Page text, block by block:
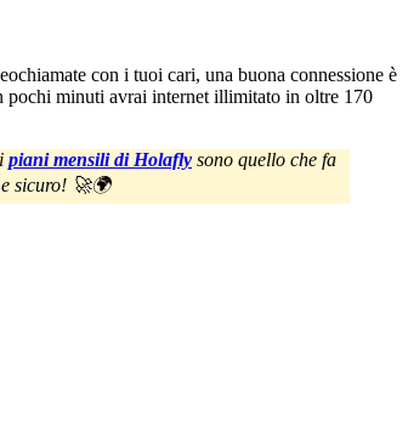
con i tuoi cari, una buona connessione è
pochi minuti avrai internet illimitato in oltre 170
piani mensili di Holafly sono quello che fa
sicuro! 🚀🌍